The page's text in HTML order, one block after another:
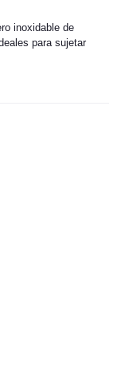
inoxidable de
para sujetar